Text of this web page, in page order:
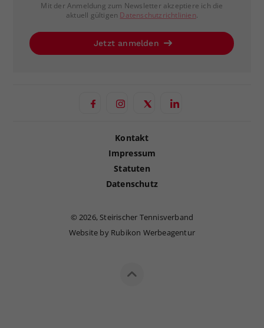
Mit der Anmeldung zum Newsletter akzeptiere ich die
aktuell gültigen Datenschutzrichtlinien.
Jetzt anmelden
Kontakt
Impressum
Statuten
Datenschutz
©2026, Steirischer Tennisverband
Website by Rubikon Werbeagentur